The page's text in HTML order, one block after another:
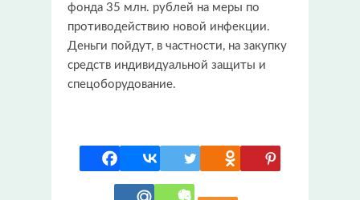
фонда 35 млн. рублей на меры по
противодействию новой инфекции.
Деньги пойдут, в частности, на закупку
средств индивидуальной защиты и
спецоборудование.